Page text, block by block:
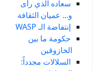
سعاده الذي رأى
و... عميان الثقافة
إنتفاضة الـ WASP
حكومة ما بين
الخازوقين
السلالات مجدداً: